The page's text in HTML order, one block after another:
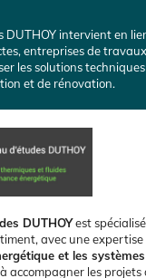
DUTHOY intervient en
entreprises de
les solutions
et de rénovation.
DUTHOYest
avec une expertise
et les
accompagner les